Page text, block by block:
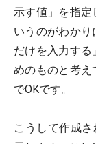
示す値」を指定
いうのがわか
だけを入力す
めのものと考え
でOKです。
こうして作成